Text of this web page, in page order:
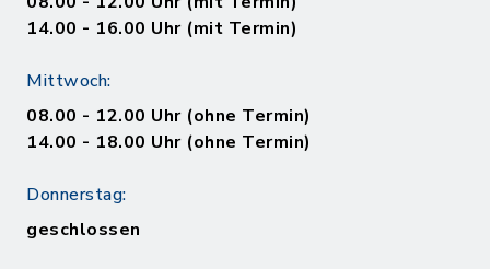
14.00 - 16.00 Uhr (mit Termin)
Mittwoch:
08.00 - 12.00 Uhr (ohne Termin)
14.00 - 18.00 Uhr (ohne Termin)
Donnerstag:
geschlossen